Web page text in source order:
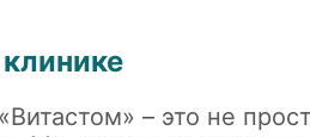
– это не